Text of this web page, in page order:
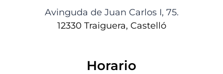
Avinguda de Juan Carlos I, 75.
12330 Traiguera, Castelló
Horario